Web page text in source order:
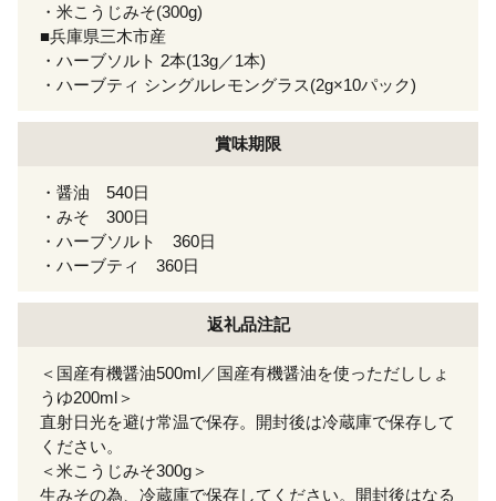
・米こうじみそ(300g)
■兵庫県三木市産
・ハーブソルト 2本(13g／1本)
・ハーブティ シングルレモングラス(2g×10パック)
賞味期限
・醤油 540日
・みそ 300日
・ハーブソルト 360日
・ハーブティ 360日
返礼品注記
＜国産有機醤油500ml／国産有機醤油を使っただししょ
うゆ200ml＞
直射日光を避け常温で保存。開封後は冷蔵庫で保存して
ください。
＜米こうじみそ300g＞
生みその為、冷蔵庫で保存してください。開封後はなる